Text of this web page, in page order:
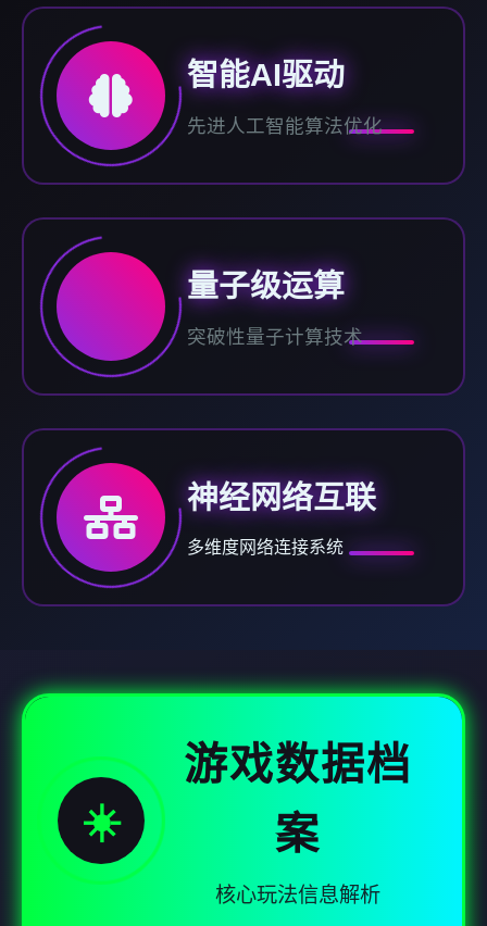
智能AI驱动
先进人工智能算法优化
量子级运算
突破性量子计算技术
神经网络互联
多维度网络连接系统
☀️
游戏数据档
案
核心玩法信息解析